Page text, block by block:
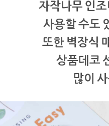
자작나무 인
사용할 수도
또한 벽장식
상품데코
많이